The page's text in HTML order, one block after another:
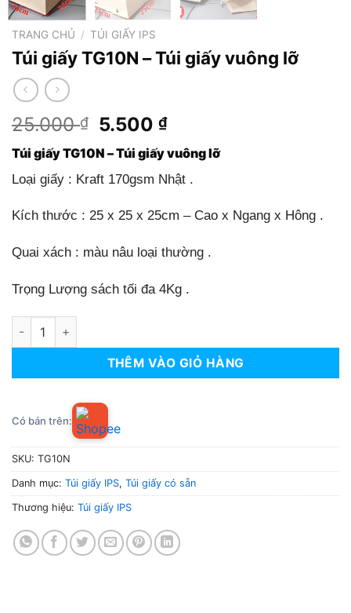
TRANG CHỦ / TÚI GIẤY IPS
Túi giấy TG10N – Túi giấy vuông lỡ
25.000₫
Giá
gốc
là:
25.000 ₫.
5.500₫Giá
hiện
tại
là:
Túi giấy TG10N – Túi giấy vuông lỡ
Loại giấy : Kraft 170gsm Nhật .
Kích thước : 25 x 25 x 25cm – Cao x Ngang x Hông .
Quai xách : màu nâu loại thường .
Trọng Lượng sách tối đa 4Kg .
Túi giấy TG10N - Túi giấy vuông lỡ số lượng
THÊM VÀO GIỎ HÀNG
Có bán trên:
SKU: TG10N
Danh mục: Túi giấy IPS, Túi giấy có sẵn
Thương hiệu: Túi giấy IPS